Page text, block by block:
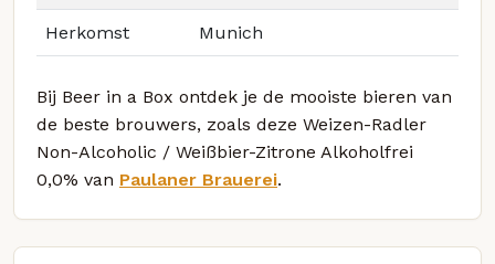
Herkomst Munich
Bij Beer in a Box ontdek je de mooiste bieren van
de beste brouwers, zoals deze Weizen-Radler
Non-Alcoholic / Weißbier-Zitrone Alkoholfrei
0,0% van Paulaner Brauerei.